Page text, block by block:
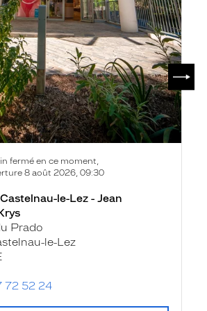
fermé en ce moment,
8 août 2026, 09:30
le-Lez - Jean
Prado
le-Lez
72 52 24